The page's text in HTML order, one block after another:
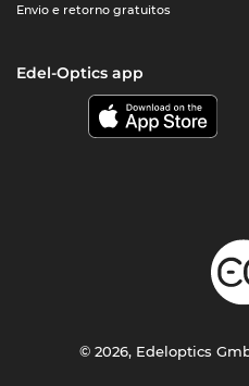
Envio e retorno gratuitos
Edel-Optics app
© 2026, Edeloptics